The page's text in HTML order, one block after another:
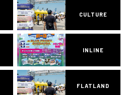
CULTURE
INLINE
FLATLAND